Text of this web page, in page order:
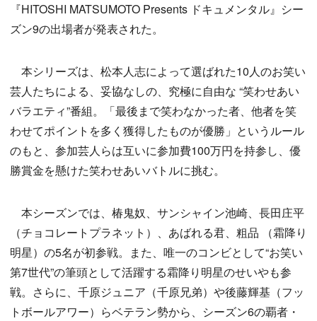
『HITOSHI MATSUMOTO Presents ドキュメンタル』シー
ズン9の出場者が発表された。
本シリーズは、松本人志によって選ばれた10人のお笑い
芸人たちによる、妥協なしの、究極に自由な “笑わせあい
バラエティ”番組。「最後まで笑わなかった者、他者を笑
わせてポイントを多く獲得したものが優勝」というルール
のもと、参加芸人らは互いに参加費100万円を持参し、優
勝賞金を懸けた笑わせあいバトルに挑む。
本シーズンでは、椿鬼奴、サンシャイン池崎、長田庄平
（チョコレートプラネット）、あばれる君、粗品 （霜降り
明星）の5名が初参戦。また、唯一のコンビとして“お笑い
第7世代”の筆頭として活躍する霜降り明星のせいやも参
戦。さらに、千原ジュニア（千原兄弟）や後藤輝基（フッ
トボールアワー）らベテラン勢から、シーズン6の覇者・